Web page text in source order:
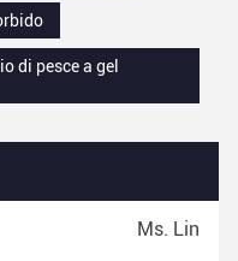
di pesce a gel
Ms. Lin